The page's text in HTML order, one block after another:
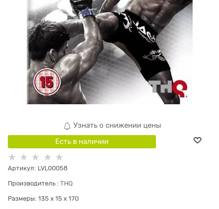
Узнать о снижении цены
Есть в наличии
Артикул: LVL00058
Производитель : THQ
Размеры: 135 x 15 x 170